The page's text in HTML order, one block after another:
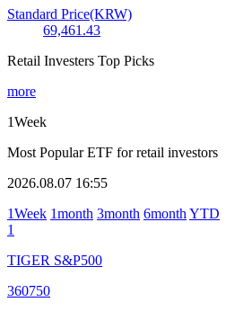
Standard Price(KRW)
69,461.43
Retail Investers Top Picks
more
1Week
Most Popular ETF for retail investors
2026.08.07 16:55
1Week 1month 3month 6month YTD
1
TIGER S&P500
360750